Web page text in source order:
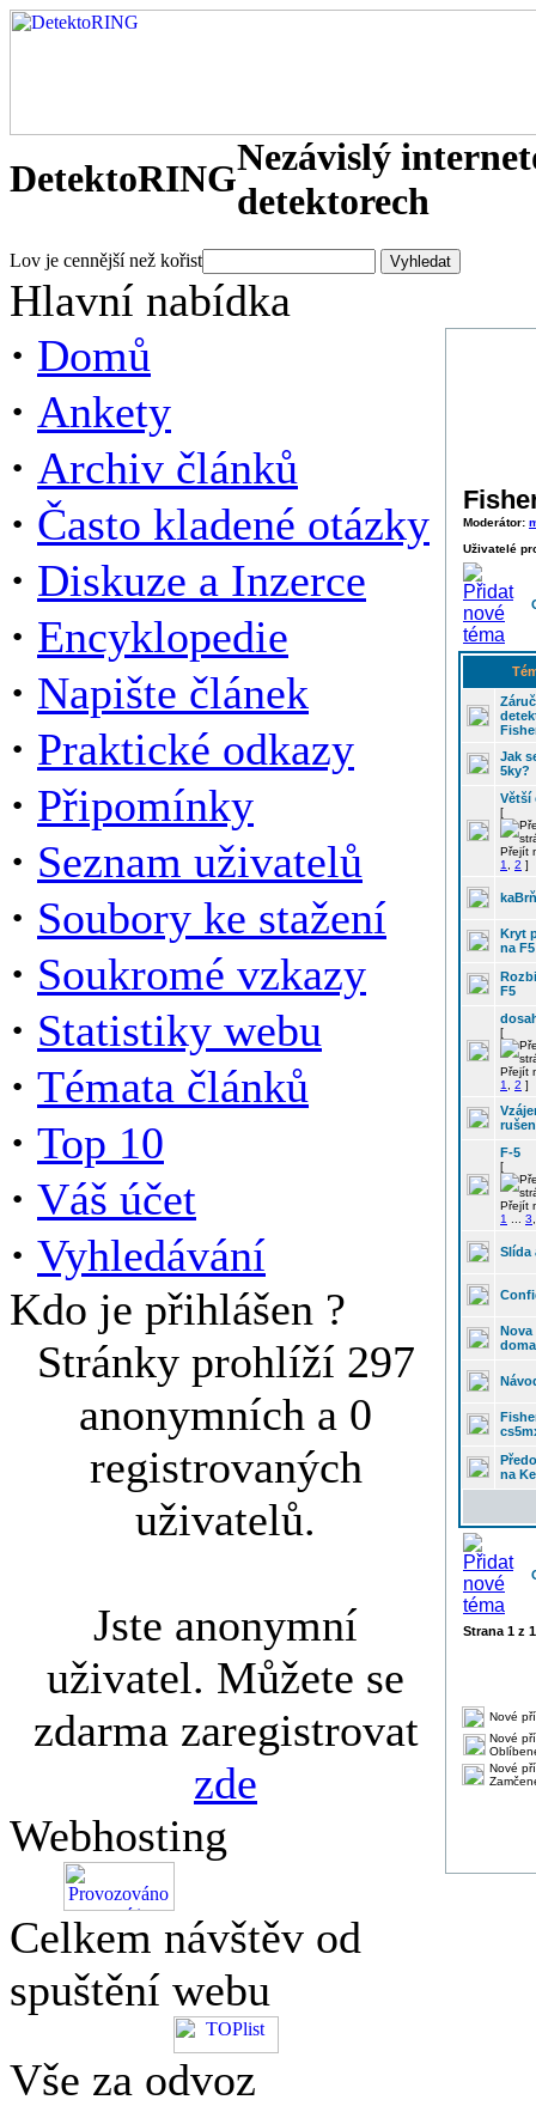
DetektoRINGNezávislý
detektorech
Lov je cennější než kořist
Hlavní nabídka
· Domů
· Ankety
· Archiv článků
· Často kladené otázky
· Diskuze a Inzerce
· Encyklopedie
· Napište článek
· Praktické odkazy
· Připomínky
· Seznam uživatelů
· Soubory ke stažení
· Soukromé vzkazy
· Statistiky webu
· Témata článků
· Top 10
· Váš účet
· Vyhledávání
Kdo je přihlášen ?
Stránky prohlíží 297
anonymních a 0
registrovaných
uživatelů.
Jste anonymní
uživatel. Můžete se
zdarma zaregistrovat
zde
Webhosting
Celkem návštěv od
spuštění webu
Vše za odvoz
Moderátor:
Uživatelé
Jak
5ky?
Větší
[
Přejít
1
2 ]
Kryt
na
F5
[
Přejít
1
2 ]
F-5
[
Přejít
1
3
Slída
Nova
na
Strana 1 z 1
Nové
Nové
Nové